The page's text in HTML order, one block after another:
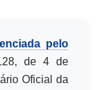
pelo
de 4 de
Oficial da